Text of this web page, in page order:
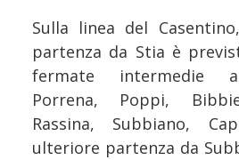
Sulla linea del
partenza da Stia è
fermate intermedie a
Porrena, Poppi,
Rassina, Subbiano,
ulteriore partenza da